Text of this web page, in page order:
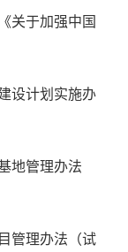
关于加强中国
设计划实施办
地管理办法
管理办法（试